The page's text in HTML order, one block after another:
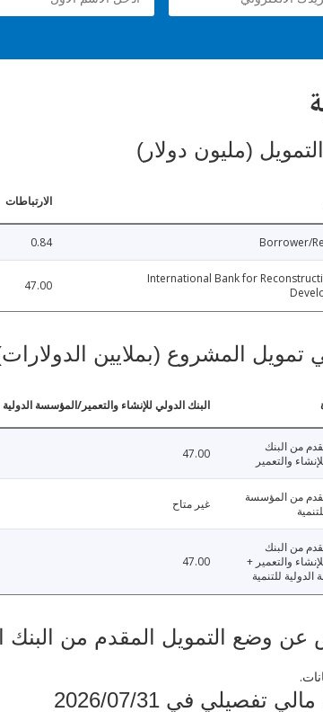
(مليون دولار)
الارتباطات
Borrower/
0.84
International Bank for
47.00
تمويل المشروع (بملايين
البنك الدولي للإنشاء والتعمير/المؤسسة الدولية
من البنك
والتعمير
47.00
من المؤسسة
غير متاح
من البنك
والتعمير +
للتنمية
47.00
وضع التمويل المقدم من البنك الدولي
تفصيلي في 2026/07/31